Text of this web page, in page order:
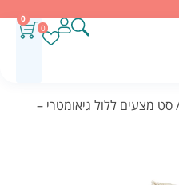
0
0
/ סט מצעים ללול גיאומטרי –